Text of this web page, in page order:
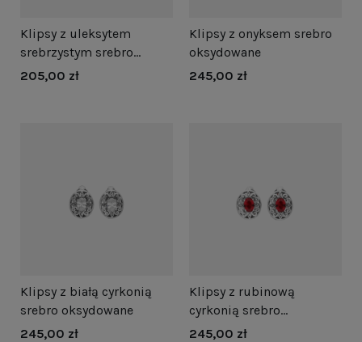
Klipsy z uleksytem
srebrzystym srebro
oksydowane
205,00 zł
Klipsy z onyksem srebro
oksydowane
245,00 zł
Klipsy z białą cyrkonią
srebro oksydowane
245,00 zł
Klipsy z rubinową
cyrkonią srebro
oksydowane
245,00 zł